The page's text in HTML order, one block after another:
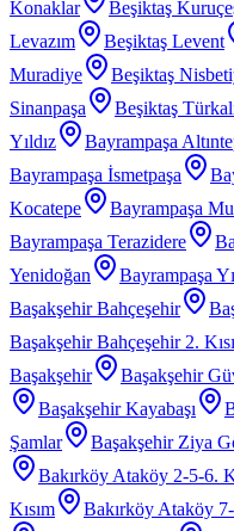
Konaklar
Beşiktaş
Levazım
Beşiktaş Levent
Muradiye
Beşiktaş
Sinanpaşa
Beşiktaş
Yıldız
Bayrampaşa
Bayrampaşa İsmetpaşa
Kocatepe
Bayrampaşa
Bayrampaşa Terazidere
Yenidoğan
Bayrampaşa
Başakşehir Bahçeşehir
Başakşehir Bahçeşehir 2.
Başakşehir
Başakşehir
Başakşehir Kayabaşı
Şamlar
Başakşehir Ziya
Bakırköy Ataköy 2-5-6.
Kısım
Bakırköy Ataköy